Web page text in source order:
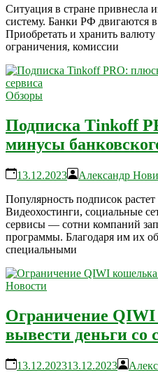
Ситуация в стране привнесла
систему. Банки РФ двигаются в
Приобретать и хранить валюту
ограничения, комиссии
Обзоры
Подписка Tinkoff
минусы
13.12.2023
Александр
Популярность подписок
Видеохостинги, социальные
сервисы — сотни компаний
программы. Благодаря им их
специальными
Новости
Ограничение
вывести деньги со
13.12.202313.12.2023